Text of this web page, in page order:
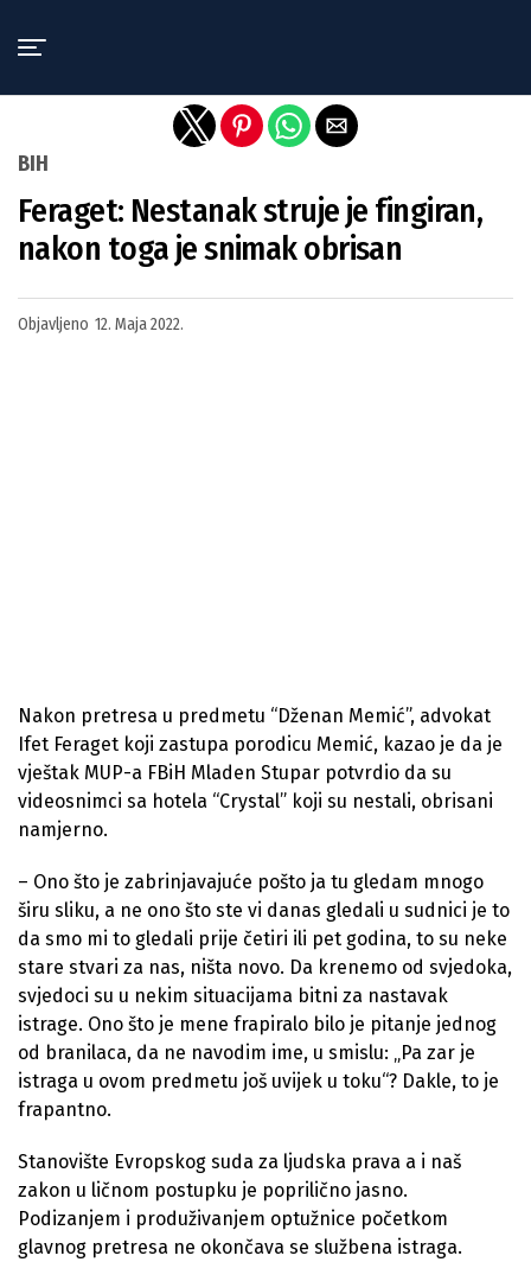
BIH
Feraget: Nestanak struje je fingiran,
nakon toga je snimak obrisan
Objavljeno 12. Maja 2022.
Nakon pretresa u predmetu “Dženan Memić”, advokat
Ifet Feraget koji zastupa porodicu Memić, kazao je da je
vještak MUP-a FBiH Mladen Stupar potvrdio da su
videosnimci sa hotela “Crystal” koji su nestali, obrisani
namjerno.
– Ono što je zabrinjavajuće pošto ja tu gledam mnogo
širu sliku, a ne ono što ste vi danas gledali u sudnici je to
da smo mi to gledali prije četiri ili pet godina, to su neke
stare stvari za nas, ništa novo. Da krenemo od svjedoka,
svjedoci su u nekim situacijama bitni za nastavak
istrage. Ono što je mene frapiralo bilo je pitanje jednog
od branilaca, da ne navodim ime, u smislu: „Pa zar je
istraga u ovom predmetu još uvijek u toku“? Dakle, to je
frapantno.
Stanovište Evropskog suda za ljudska prava a i naš
zakon u ličnom postupku je poprilično jasno.
Podizanjem i produživanjem optužnice početkom
glavnog pretresa ne okončava se službena istraga.